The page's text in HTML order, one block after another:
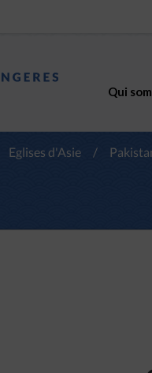
Qui
Eglises d'Asie /